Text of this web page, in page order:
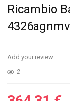
Ricambio
Add your review
2